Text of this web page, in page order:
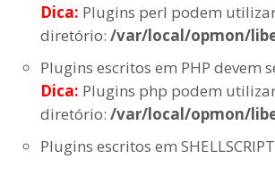
Dica: Plugins perl podem
diretório: /var/local/opmon/
Plugins escritos em PHP
Dica: Plugins php podem
diretório: /var/local/opmon/
Plugins escritos em